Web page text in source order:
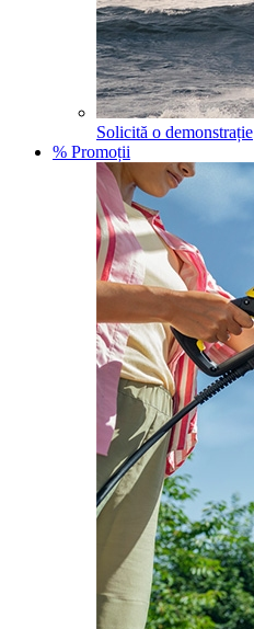
Solicită o demonstrație
% Promoții